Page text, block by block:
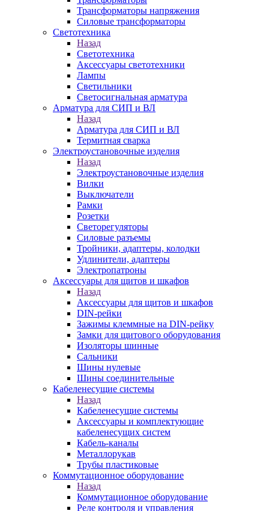
Трансформаторы напряжения
Силовые трансформаторы
Светотехника
Назад
Светотехника
Аксессуары светотехники
Лампы
Светильники
Светосигнальная арматура
Арматура для СИП и ВЛ
Назад
Арматура для СИП и ВЛ
Термитная сварка
Электроустановочные изделия
Назад
Электроустановочные изделия
Вилки
Выключатели
Рамки
Розетки
Светорегуляторы
Силовые разъемы
Тройники, адаптеры, колодки
Удлинители, адаптеры
Электропатроны
Аксессуары для щитов и шкафов
Назад
Аксессуары для щитов и шкафов
DIN-рейки
Зажимы клеммные на DIN-рейку
Замки для щитового оборудования
Изоляторы шинные
Сальники
Шины нулевые
Шины соединительные
Кабеленесущие системы
Назад
Кабеленесущие системы
Аксессуары и комплектующие
кабеленесущих систем
Кабель-каналы
Металлорукав
Трубы пластиковые
Коммутационное оборудование
Назад
Коммутационное оборудование
Реле контроля и управления